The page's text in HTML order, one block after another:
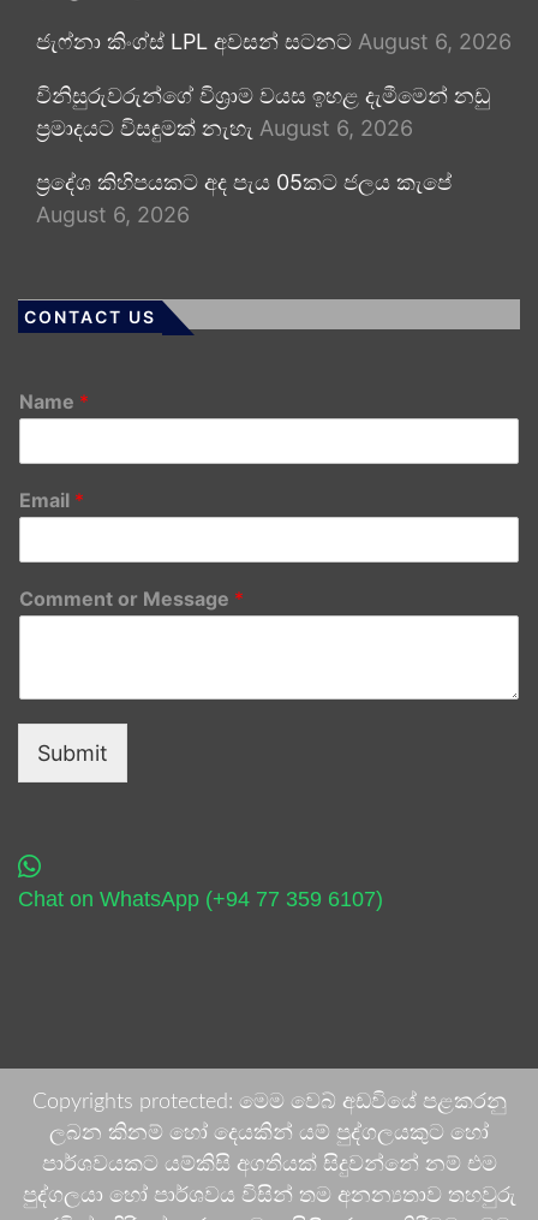
ජැෆ්නා කිංග්ස් LPL අවසන් සටනට August 6, 2026
විනිසුරුවරුන්ගේ විශ්‍රාම වයස ඉහළ දැමීමෙන් නඩු
ප්‍රමාදයට විසඳුමක් නැහැ August 6, 2026
ප්‍රදේශ කිහිපයකට අද පැය 05කට ජලය කැපේ
August 6, 2026
CONTACT US
Name *
Email *
Comment or Message *
Submit
Chat on WhatsApp (+94 77 359 6107)
Copyrights protected: මෙම වෙබ් අඩවියේ පළකරනු
ලබන කිනම් හෝ දෙයකින් යම් පුද්ගලයකුට හෝ
පාර්ශවයකට යම්කිසි අගතියක් සිදුවන්නේ නම් එම
පුද්ගලයා හෝ පාර්ශවය විසින් තම අනන්‍යතාව තහවුරු